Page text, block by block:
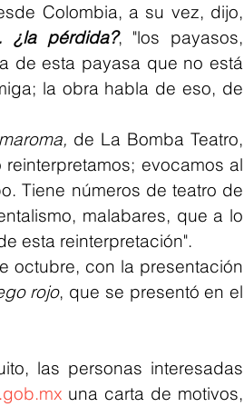
Colombia, a su vez, dijo,
pérdida?, "los payasos,
de esta payasa que no está
la obra habla de eso, de
de La Bomba Teatro,
evocamos al
Tiene números de teatro de
malabares, que a lo
esta reinterpretación".
octubre, con la presentación
rojo, que se presentó en el
las personas interesadas
una carta de motivos,